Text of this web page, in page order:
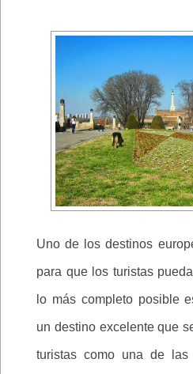
Uno de los destinos
para que los turistas
lo más completo posible
un destino excelente que
turistas como una de